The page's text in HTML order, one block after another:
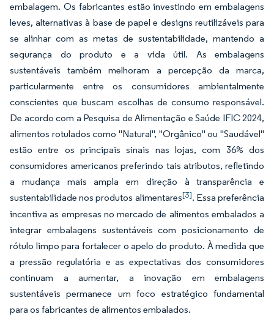
embalagem. Os fabricantes estão investindo em embalagens
leves, alternativas à base de papel e designs reutilizáveis para
se alinhar com as metas de sustentabilidade, mantendo a
segurança do produto e a vida útil. As embalagens
sustentáveis também melhoram a percepção da marca,
particularmente entre os consumidores ambientalmente
conscientes que buscam escolhas de consumo responsável.
De acordo com a Pesquisa de Alimentação e Saúde IFIC 2024,
alimentos rotulados como "Natural", "Orgânico" ou "Saudável"
estão entre os principais sinais nas lojas, com 36% dos
consumidores americanos preferindo tais atributos, refletindo
a mudança mais ampla em direção à transparência e
sustentabilidade nos produtos alimentares[3]. Essa preferência
incentiva as empresas no mercado de alimentos embalados a
integrar embalagens sustentáveis com posicionamento de
rótulo limpo para fortalecer o apelo do produto. À medida que
a pressão regulatória e as expectativas dos consumidores
continuam a aumentar, a inovação em embalagens
sustentáveis permanece um foco estratégico fundamental
para os fabricantes de alimentos embalados.